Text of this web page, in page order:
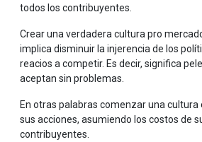
todos los contribuyentes.
Crear una verdadera cultura pro
implica disminuir la injerencia de los
reacios a competir. Es decir, significa
aceptan sin problemas.
En otras palabras comenzar una
sus acciones, asumiendo los costos de
contribuyentes.